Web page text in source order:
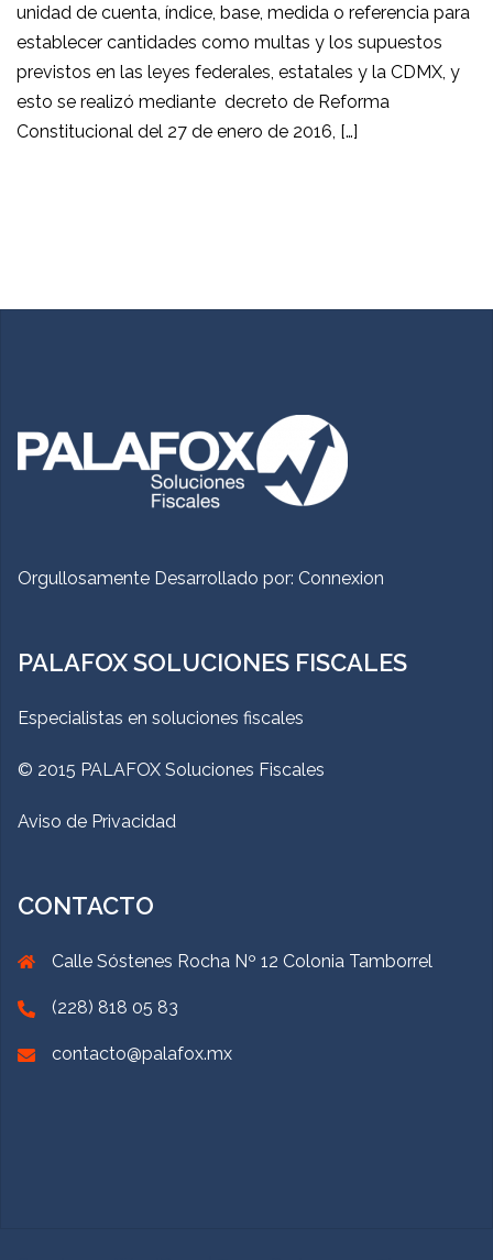
unidad de cuenta, índice, base, medida o referencia para
establecer cantidades como multas y los supuestos
previstos en las leyes federales, estatales y la CDMX, y
esto se realizó mediante decreto de Reforma
Constitucional del 27 de enero de 2016, […]
Orgullosamente Desarrollado por: Connexion
PALAFOX SOLUCIONES FISCALES
Especialistas en soluciones fiscales
© 2015 PALAFOX Soluciones Fiscales
Aviso de Privacidad
CONTACTO
Calle Sóstenes Rocha Nº 12 Colonia Tamborrel
(228) 818 05 83
contacto@palafox.mx